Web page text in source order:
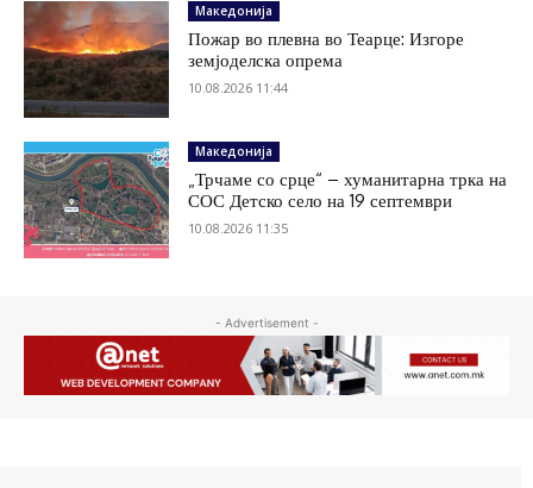
Македонија
Пожар во плевна во Теарце: Изгоре
земјоделска опрема
10.08.2026 11:44
Македонија
„Трчаме со срце“ – хуманитарна трка на
СОС Детско село на 19 септември
10.08.2026 11:35
- Advertisement -